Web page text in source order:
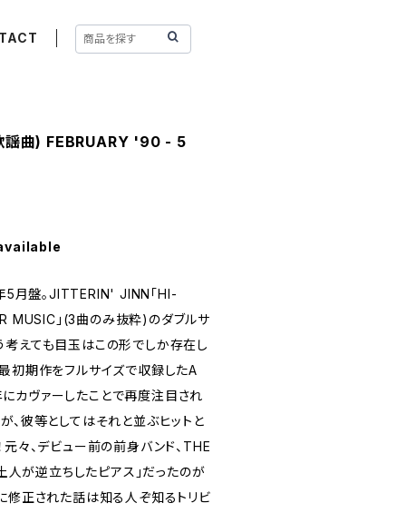
謡曲) FEBRUARY '90 - 5
5月盤。JITTERIN' JINN「HI-
MUSIC」(3曲のみ抜粋)のダブルサ
考えても目玉はこの形でしか存在し
期作をフルサイズで収録したA
カヴァーしたことで再度注目され
彼等としてはそれと並ぶヒットと
々、デビュー前の前身バンド、THE
人が逆立ちしたピアス」だったのが
修正された話は知る人ぞ知るトリビ